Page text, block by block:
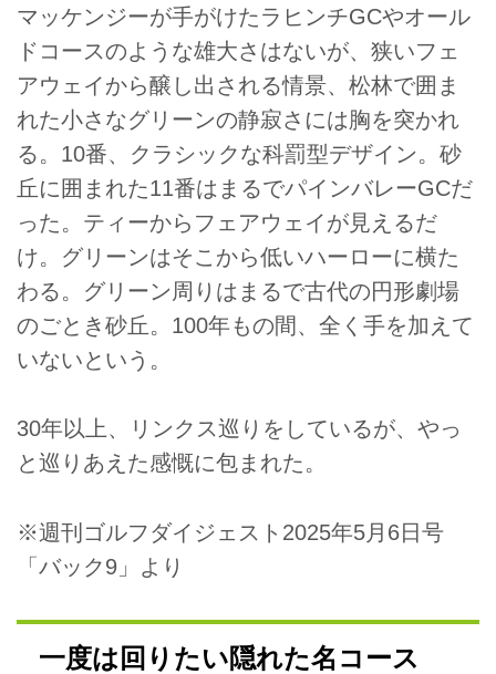
マッケンジーが手がけたラヒンチGCやオール
ドコースのような雄大さはないが、狭いフェ
アウェイから醸し出される情景、松林で囲ま
れた小さなグリーンの静寂さには胸を突かれ
る。10番、クラシックな科罰型デザイン。砂
丘に囲まれた11番はまるでパインバレーGCだ
った。ティーからフェアウェイが見えるだ
け。グリーンはそこから低いハーローに横た
わる。グリーン周りはまるで古代の円形劇場
のごとき砂丘。100年もの間、全く手を加えて
いないという。
30年以上、リンクス巡りをしているが、やっ
と巡りあえた感慨に包まれた。
※週刊ゴルフダイジェスト2025年5月6日号
「バック9」より
一度は回りたい隠れた名コース